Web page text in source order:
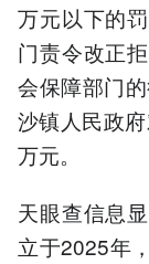
万元以下的
门责令改正
会保障部门
沙镇人民政
万元。
天眼查信息
立于2025年